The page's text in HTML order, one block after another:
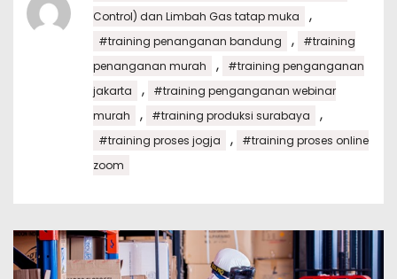
Control) dan Limbah Gas tatap muka
,
#training penanganan bandung ,
#training
penanganan murah
,
#training penganganan
jakarta
,
#training penganganan webinar
murah
, #training produksi surabaya ,
#training proses jogja ,
#training proses online
zoom